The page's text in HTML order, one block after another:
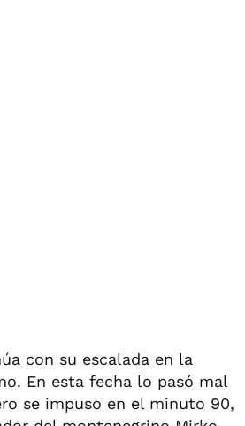
con su escalada en la
En esta fecha lo pasó mal
se impuso en el minuto 90,